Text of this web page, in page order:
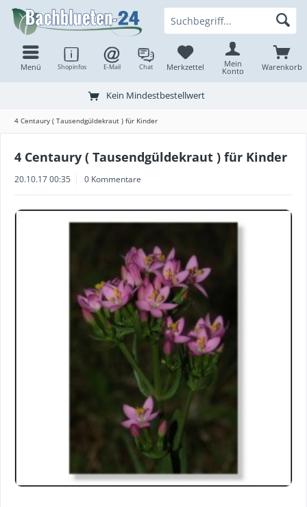
Kein Mindestbestellwert
Warenkorb
Shopinfos E-Mail Chat Merkzettel Mein
Konto
Menü
4 Centaury ( Tausendgüldekraut ) für Kinder
4 Centaury ( Tausendgüldekraut ) für Kinder
20.10.17 00:35 0 Kommentare